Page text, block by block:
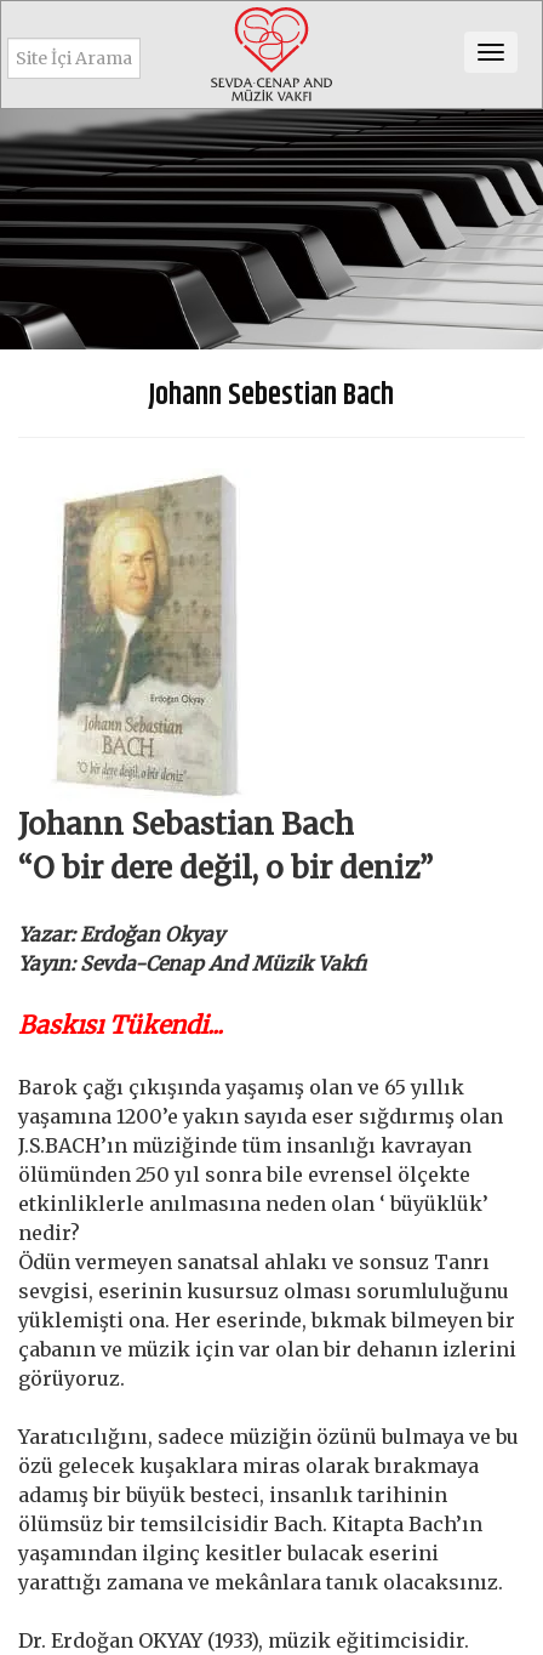
Johann Sebestian Bach
Johann Sebastian Bach
“O bir dere değil, o bir deniz”
Yazar: Erdoğan Okyay
Yayın: Sevda-Cenap And Müzik Vakfı
Baskısı Tükendi...
Barok çağı çıkışında yaşamış olan ve 65 yıllık
yaşamına 1200’e yakın sayıda eser sığdırmış olan
J.S.BACH’ın müziğinde tüm insanlığı kavrayan
ölümünden 250 yıl sonra bile evrensel ölçekte
etkinliklerle anılmasına neden olan ‘ büyüklük’
nedir?
Ödün vermeyen sanatsal ahlakı ve sonsuz Tanrı
sevgisi, eserinin kusursuz olması sorumluluğunu
yüklemişti ona. Her eserinde, bıkmak bilmeyen bir
çabanın ve müzik için var olan bir dehanın izlerini
görüyoruz.
Yaratıcılığını, sadece müziğin özünü bulmaya ve bu
özü gelecek kuşaklara miras olarak bırakmaya
adamış bir büyük besteci, insanlık tarihinin
ölümsüz bir temsilcisidir Bach. Kitapta Bach’ın
yaşamından ilginç kesitler bulacak eserini
yarattığı zamana ve mekânlara tanık olacaksınız.
Dr. Erdoğan OKYAY (1933), müzik eğitimcisidir.